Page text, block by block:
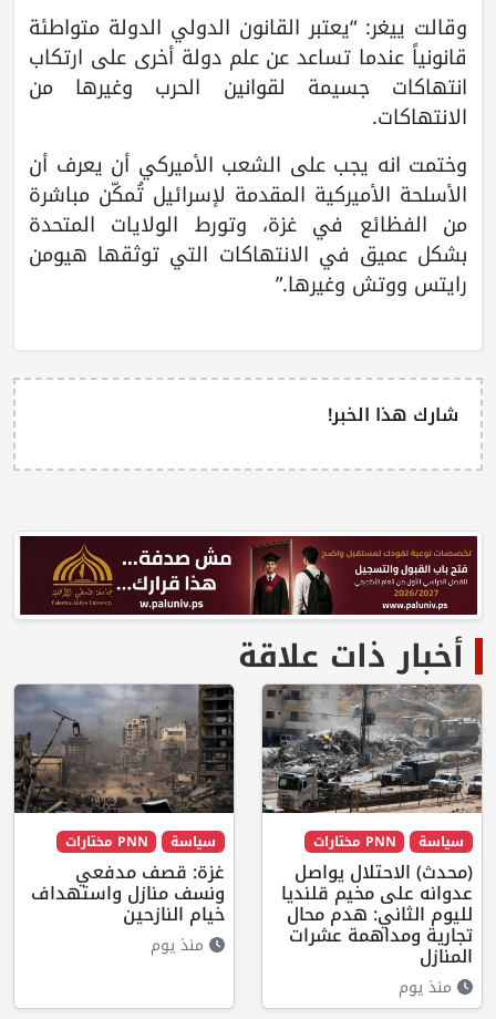
وقالت ييغر: “يعتبر القانون الدولي الدولة متواطئة
قانونياً عندما تساعد عن علم دولة أخرى على ارتكاب
انتهاكات جسيمة لقوانين الحرب وغيرها من
الانتهاكات.
وختمت انه يجب على الشعب الأميركي أن يعرف أن
الأسلحة الأميركية المقدمة لإسرائيل تُمكّن مباشرة
من الفظائع في غزة، وتورط الولايات المتحدة
بشكل عميق في الانتهاكات التي توثقها هيومن
رايتس ووتش وغيرها.”
شارك هذا الخبر!
أخبار ذات علاقة
سياسة PNN مختارات
(محدث) الاحتلال يواصل
عدوانه على مخيم قلنديا
لليوم الثاني: هدم محال
تجارية ومداهمة عشرات
المنازل
منذ يوم
سياسة PNN مختارات
غزة: قصف مدفعي
ونسف منازل واستهداف
خيام النازحين
منذ يوم